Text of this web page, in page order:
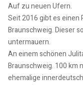
Auf zu neuen Ufern.
Seit 2016 gibt es einen
Braunschweig. Dieser
untermauern.
An einem schönen
Braunschweig. 100 km
ehemalige